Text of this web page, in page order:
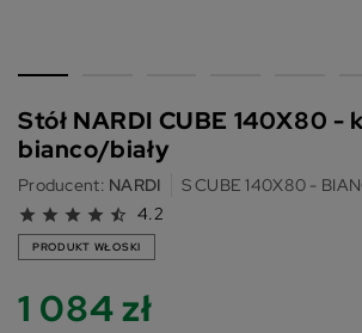
Stół NARDI CUBE 140X80 -
bianco/biały
Producent: NARDI S CUBE 140X80 -
star star star star star_half 4.2
PRODUKT WŁOSKI
1 084 zł